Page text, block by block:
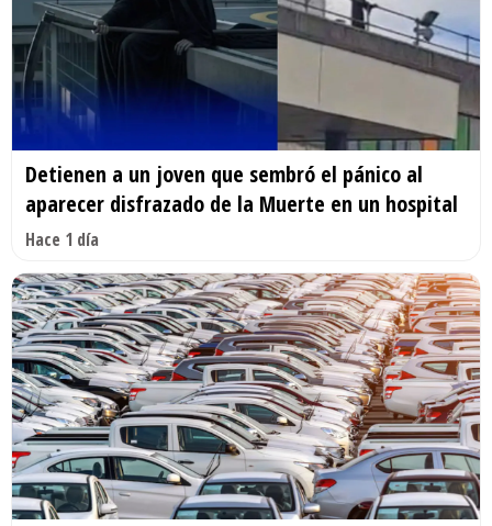
Detienen a un joven que sembró el pánico al
aparecer disfrazado de la Muerte en un hospital
Hace 1 día